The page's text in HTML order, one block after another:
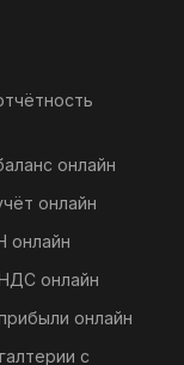
онлайн
онлайн
онлайн
онлайн
онлайн
с